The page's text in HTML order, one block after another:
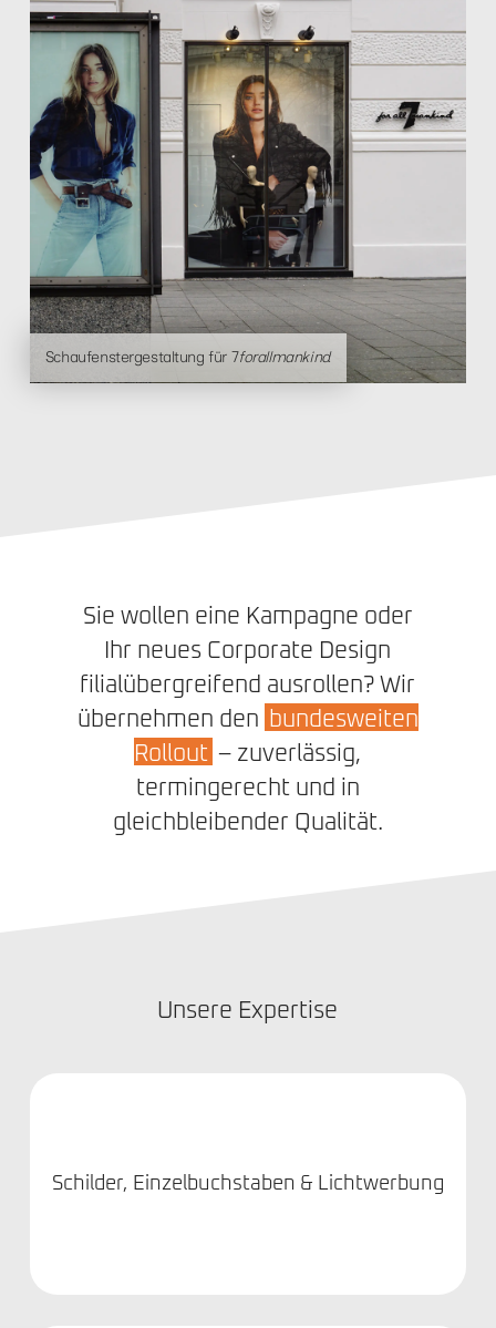
Schaufenstergestaltung für 7forallmankind
Sie wollen eine Kampagne oder
Ihr neues Corporate Design
filialübergreifend ausrollen? Wir
übernehmen den
bundesweiten
Rollout – zuverlässig,
termingerecht und in
gleichbleibender Qualität.
Unsere Expertise
Schilder, Einzelbuchstaben & Lichtwerbung